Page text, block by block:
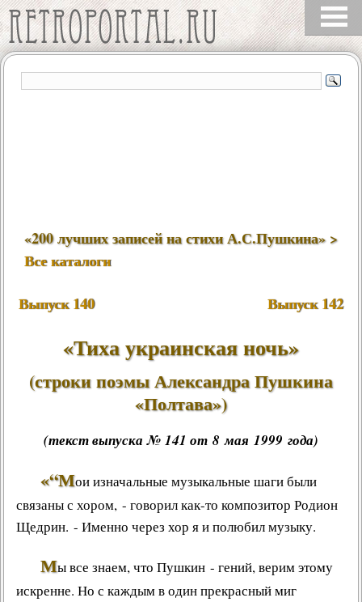
«200 лучших записей на стихи А.С.Пушкина» >
Все каталоги
Выпуск 140 Выпуск 142
«Тиха украинская ночь»
(строки поэмы Александра Пушкина
«Полтава»)
(текст выпуска № 141 от 8 мая 1999 года)
«“Мои изначальные музыкальные шаги были
связаны с хором, - говорил как-то композитор Родион
Щедрин. - Именно через хор я и полюбил музыку.
Мы все знаем, что Пушкин - гений, верим этому
искренне. Но с каждым в один прекрасный миг